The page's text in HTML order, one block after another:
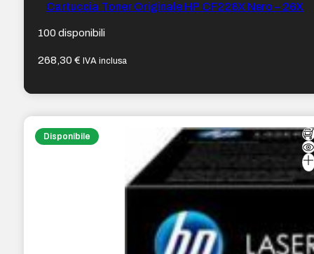
Cartuccia Toner Originale HP CF226X Nero – 26X
100 disponibili
268,30€ IVA inclusa
Disponibile